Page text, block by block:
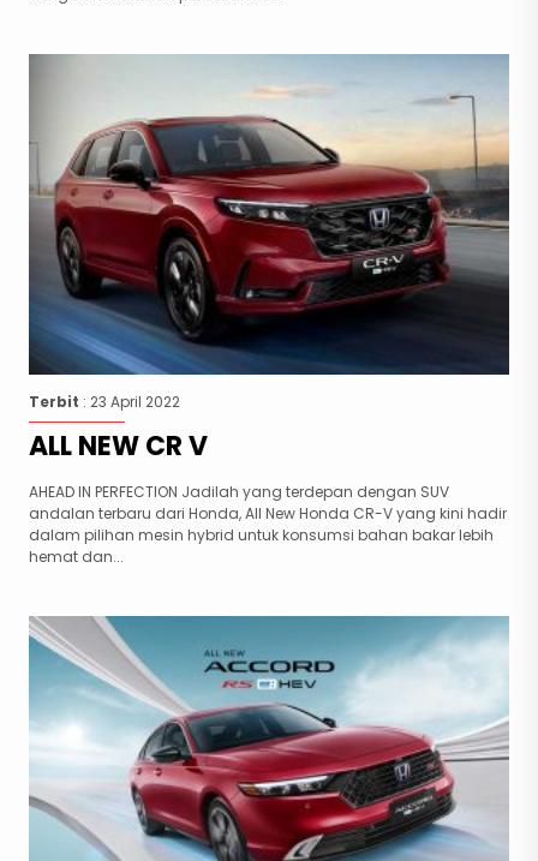
Terbit : 23 April 2022
ALL NEW CR V
AHEAD IN PERFECTION Jadilah yang terdepan dengan SUV
andalan terbaru dari Honda, All New Honda CR-V yang kini hadir
dalam pilihan mesin hybrid untuk konsumsi bahan bakar lebih
hemat dan...